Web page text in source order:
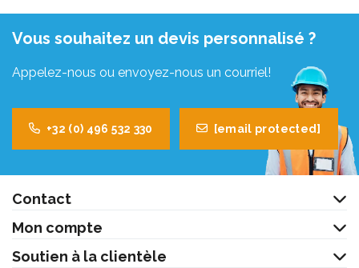
Vous souhaitez un devis personnalisé ?
Appelez-nous ou envoyez-nous un courriel!
+32 (0) 496 532 330 [email protected]
Contact
Mon compte
Soutien à la clientèle